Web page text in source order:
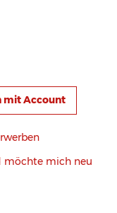
mit Account
möchte mich neu